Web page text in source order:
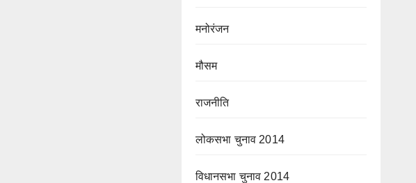
मनोरंजन
मौसम
राजनीति
लोकसभा चुनाव 2014
विधानसभा चुनाव 2014